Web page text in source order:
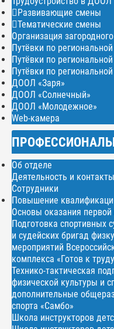
Развивающие смены
Тематические смены
Организация
Путёвки по
Путёвки по
Путёвки по
ДООЛ «Заря»
ДООЛ «Солнечный»
ДООЛ «Молодежное»
Web-камера
Об отделе
Деятельность и контакты
Сотрудники
Повышение
Основы оказания
Подготовка спортивных
и судейских бригад
мероприятий
комплекса «Готов к
Технико-тактическая
физической культуры и
дополнительные
спорта «Самбо»
Школа инструкторов